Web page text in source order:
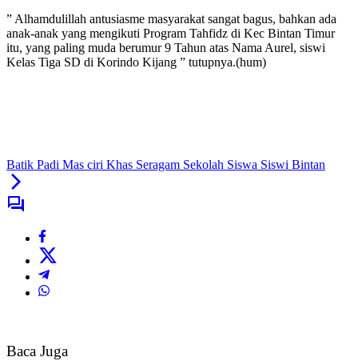
” Alhamdulillah antusiasme masyarakat sangat bagus, bahkan ada
anak-anak yang mengikuti Program Tahfidz di Kec Bintan Timur
itu, yang paling muda berumur 9 Tahun atas Nama Aurel, siswi
Kelas Tiga SD di Korindo Kijang ” tutupnya.(hum)
Batik Padi Mas ciri Khas Seragam Sekolah Siswa Siswi Bintan
Baca Juga